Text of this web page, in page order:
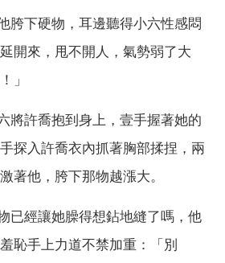
下硬物，耳邊聽得小六性感悶
開來，甩不開人，氣勢弱了大
」
許喬抱到身上，壹手握著她的
探入許喬衣內抓著胸部揉捏，兩
著他，胯下那物越漲大。
經讓她臊得想鉆地縫了嗎，他
手上力道不禁加重：「別